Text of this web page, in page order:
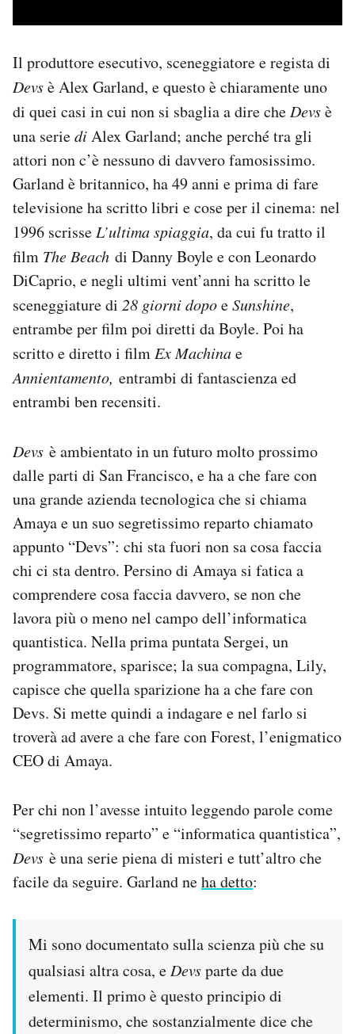
Il produttore esecutivo, sceneggiatore e regista di
Devsè Alex Garland, e questo è chiaramente uno
di quei casi in cui non si sbaglia a dire che Devsè
una seriediAlex Garland; anche perché tra gli
attori non c’è nessuno di davvero famosissimo.
Garland è britannico, ha 49 anni e prima di fare
televisione ha scritto libri e cose per il cinema: nel
1996 scrisse L’ultima spiaggia, da cui fu tratto il
film The Beach di Danny Boyle e con Leonardo
DiCaprio, e negli ultimi vent’anni ha scritto le
sceneggiature di 28 giorni dopoeSunshine,
entrambe per film poi diretti da Boyle. Poi ha
scritto e diretto i film Ex Machinae
Annientamento, entrambi di fantascienza ed
entrambi ben recensiti.
Devs è ambientato in un futuro molto prossimo
dalle parti di San Francisco, e ha a che fare con
una grande azienda tecnologica che si chiama
Amaya e un suo segretissimo reparto chiamato
appunto “Devs”: chi sta fuori non sa cosa faccia
chi ci sta dentro. Persino di Amaya si fatica a
comprendere cosa faccia davvero, se non che
lavora più o meno nel campo dell’informatica
quantistica. Nella prima puntata Sergei, un
programmatore, sparisce; la sua compagna, Lily,
capisce che quella sparizione ha a che fare con
Devs. Si mette quindi a indagare e nel farlo si
troverà ad avere a che fare con Forest, l’enigmatico
CEO di Amaya.
Per chi non l’avesse intuito leggendo parole come
“segretissimo reparto” e “informatica quantistica”,
Devs è una serie piena di misteri e tutt’altro che
facile da seguire. Garland neha detto:
Mi sono documentato sulla scienza più che su
qualsiasi altra cosa, e Devsparte da due
elementi. Il primo è questo principio di
determinismo, che sostanzialmente dice che